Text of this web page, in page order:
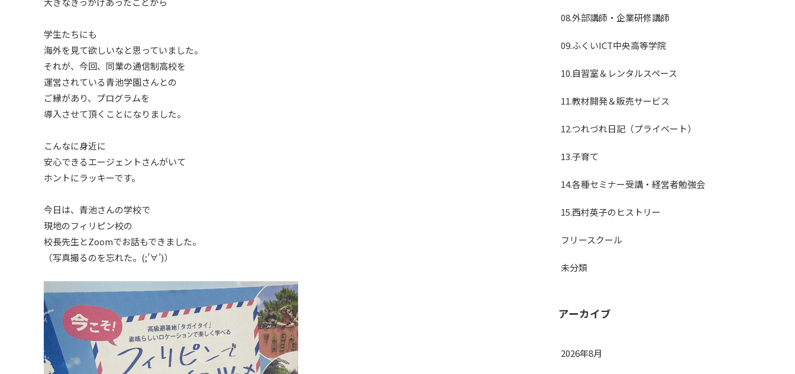
学生たちにも
海外を見て欲しいなと思っていました。
それが、今回、同業の通信制高校を
運営されている青池学園さんとの
ご縁があり、プログラムを
導入させて頂くことになりました。
こんなに身近に
安心できるエージェントさんがいて
ホントにラッキーです。
今日は、青池さんの学校で
現地のフィリピン校の
校長先生とZoomでお話もできました。
（写真撮るのを忘れた。(;’∀’)）
08.外部講師・企業研修講師
09.ふくいICT中央高等学院
10.自習室＆レンタルスペース
11.教材開発＆販売サービス
12.つれづれ日記（プライベート）
13.子育て
14.各種セミナー受講・経営者勉強会
15.西村英子のヒストリー
フリースクール
未分類
アーカイブ
2026年8月